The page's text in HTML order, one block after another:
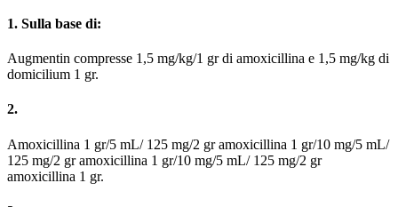
1. Sulla base di:
Augmentin compresse 1,5 mg/kg/1 gr di amoxicillina e 1,5 mg/kg di
domicilium 1 gr.
2.
Amoxicillina 1 gr/5 mL/ 125 mg/2 gr amoxicillina 1 gr/10 mg/5 mL/
125 mg/2 gr amoxicillina 1 gr/10 mg/5 mL/ 125 mg/2 gr
amoxicillina 1 gr.